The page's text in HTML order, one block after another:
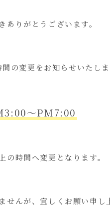
ありがとうございます。
の変更をお知らせいたしま
～PM7:00
の時間へ変更となります。
んが、宜しくお願い申し